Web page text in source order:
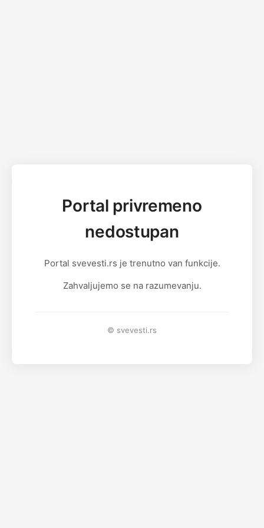
Portal privremeno
nedostupan
Portal svevesti.rs je trenutno van funkcije.
Zahvaljujemo se na razumevanju.
© svevesti.rs